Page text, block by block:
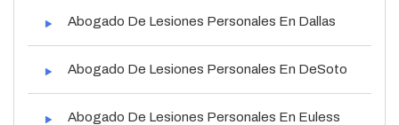
Abogado De Lesiones Personales En Dallas
Abogado De Lesiones Personales En DeSoto
Abogado De Lesiones Personales En Euless